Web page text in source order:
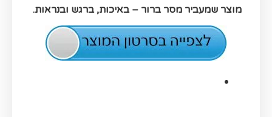
מוצר שמעביר מסר ברור – באיכות, ברגש ובנראות.